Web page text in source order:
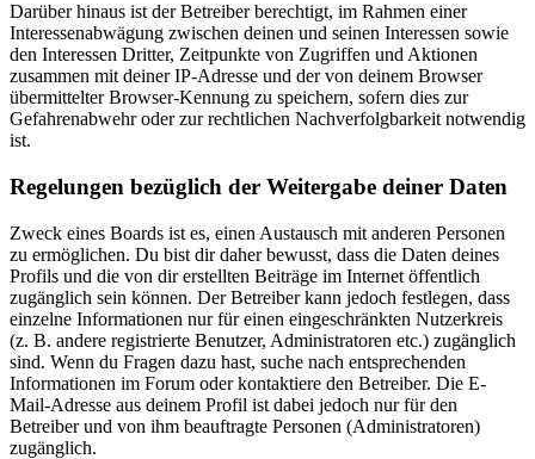
Darüber hinaus ist der Betreiber berechtigt, im Rahmen einer
Interessenabwägung zwischen deinen und seinen Interessen sowie
den Interessen Dritter, Zeitpunkte von Zugriffen und Aktionen
zusammen mit deiner IP-Adresse und der von deinem Browser
übermittelter Browser-Kennung zu speichern, sofern dies zur
Gefahrenabwehr oder zur rechtlichen Nachverfolgbarkeit notwendig
ist.
Regelungen bezüglich der Weitergabe deiner Daten
Zweck eines Boards ist es, einen Austausch mit anderen Personen
zu ermöglichen. Du bist dir daher bewusst, dass die Daten deines
Profils und die von dir erstellten Beiträge im Internet öffentlich
zugänglich sein können. Der Betreiber kann jedoch festlegen, dass
einzelne Informationen nur für einen eingeschränkten Nutzerkreis
(z. B. andere registrierte Benutzer, Administratoren etc.) zugänglich
sind. Wenn du Fragen dazu hast, suche nach entsprechenden
Informationen im Forum oder kontaktiere den Betreiber. Die E-
Mail-Adresse aus deinem Profil ist dabei jedoch nur für den
Betreiber und von ihm beauftragte Personen (Administratoren)
zugänglich.